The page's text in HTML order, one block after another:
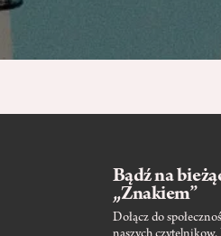
Bądź na
„Znakiem”
Dołącz do